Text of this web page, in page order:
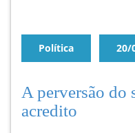
Política 20/
A perversão do
acredito